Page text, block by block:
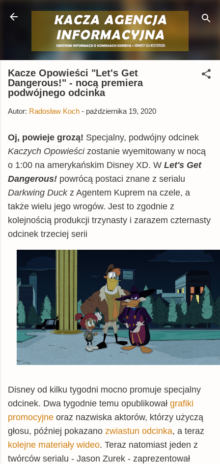
Przejdź do głównej zawartości
Kacze Opowieści "Let's Get
Dangerous!" - nocą premiera
podwójnego odcinka
Autor: Radosław Koch - października 19, 2020
Oj, powieje grozą! Specjalny, podwójny odcinek
Kaczych Opowieści zostanie wyemitowany w nocą
o 1:00 na amerykańskim Disney XD. W Let's Get
Dangerous! powrócą postaci znane z serialu
Darkwing Duckz Agentem Kuprem na czele, a
także wielu jego wrogów. Jest to zgodnie z
kolejnością produkcji trzynasty i zarazem czternasty
odcinek trzeciej serii
Disney od kilku tygodni mocno promuje specjalny
odcinek. Dwa tygodnie temu opublikował grafiki
promocyjne oraz nazwiska aktorów, którzy użyczą
głosu, później pokazano zwiastun odcinka, a teraz
kolejne materiały wideo. Teraz natomiast jeden z
twórców serialu - Jason Zurek - zaprezentował